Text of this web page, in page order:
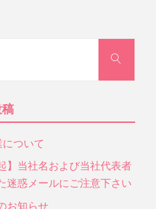
対
検
ついて
】当社名および当社代表者
迷惑メールにご注意下さい
お知らせ